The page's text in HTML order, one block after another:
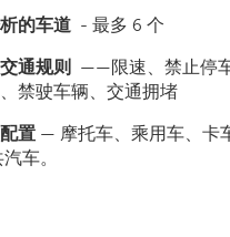
的车道 - 最多 6 个
通规则
——限速、禁止停
禁驶车辆、交通拥堵
置 — 摩托车、乘用车、卡
车。